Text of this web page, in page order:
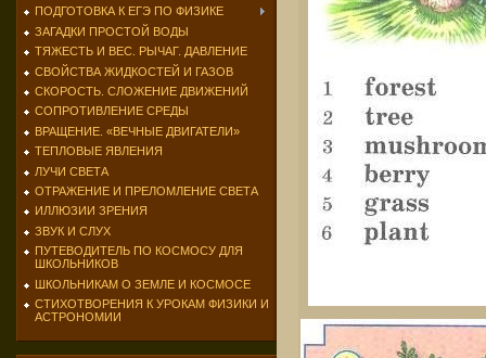
ПОДГОТОВКА К ЕГЭ ПО ФИЗИКЕ
ЗАГАДКИ ПРОСТОЙ ВОДЫ
ТЯЖЕСТЬ И ВЕС. РЫЧАГ. ДАВЛЕНИЕ
СВОЙСТВА ЖИДКОСТЕЙ И ГАЗОВ
СКОРОСТЬ. СЛОЖЕНИЕ ДВИЖЕНИЙ
СОПРОТИВЛЕНИЕ СРЕДЫ
ВРАЩЕНИЕ. «ВЕЧНЫЕ ДВИГАТЕЛИ»
ТЕПЛОВЫЕ ЯВЛЕНИЯ
ЛУЧИ СВЕТА
ОТРАЖЕНИЕ И ПРЕЛОМЛЕНИЕ СВЕТА
ИЛЛЮЗИИ ЗРЕНИЯ
ЗВУК И СЛУХ
ПУТЕВОДИТЕЛЬ ПО КОСМОСУ ДЛЯ
ШКОЛЬНИКОВ
ШКОЛЬНИКАМ О ЗЕМЛЕ И КОСМОСЕ
СТИХОТВОРЕНИЯ К УРОКАМ ФИЗИКИ И
АСТРОНОМИИ